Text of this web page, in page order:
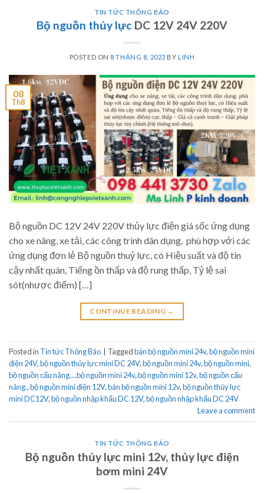
TIN TỨC THÔNG BÁO
Bộ nguồn thủy lực DC 12V 24V 220V
POSTED ON 8 THÁNG 8, 2023 BY LINH
08
Th8
Bộ nguồn DC 12V 24V 220V thủy lực điện giá sốc ứng dụng
cho xe nâng, xe tải, các công trình dân dụng, phù hợp với các
ứng dụng đơn lẻ Bộ nguồn thuỷ lực, có Hiệu suất và độ tin
cậy nhất quán, Tiếng ồn thấp và độ rung thấp, Tỷ lệ sai
sót(nhược điểm) […]
CONTINUE READING →
Posted in Tin tức Thông Báo Taggedbán bộ nguồn mini 24v,bộ nguồn mini
điện 24V,bộ nguồn thủy lực mini DC 24V,bộ nguồn mini 24v,bộ nguồn mini,
bộ nguồn cẩu nâng....bộ nguồn mini 24v,bộ nguồn mini 12v,bộ nguồn cẩu
nâng.,bộ nguồn mini điện 12V,bán bộ nguồn mini 12v,bộ nguồn thủy lực
mini DC12V,bộ nguồn nhập khẩu DC 12V,bộ nguồn nhập khẩu DC 24V
Leave a comment
TIN TỨC THÔNG BÁO
Bộ nguồn thủy lực mini 12v, thủy lực điện
bơm mini 24V